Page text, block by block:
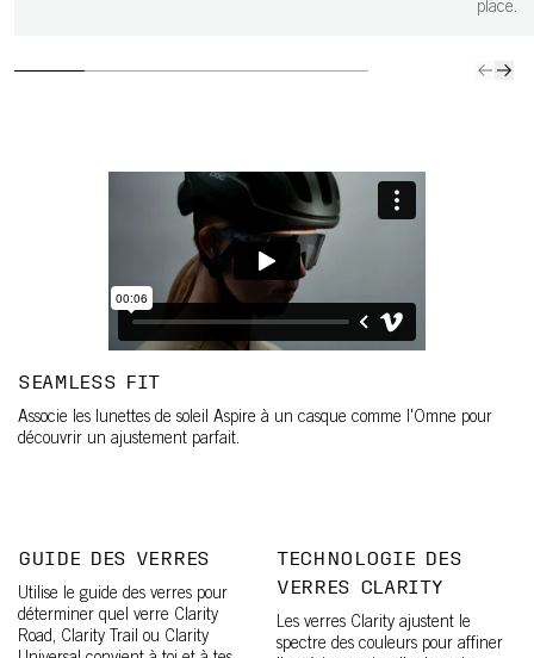
place.
SEAMLESS FIT
Associe les lunettes de soleil Aspire à un casque comme l'Omne pour
découvrir un ajustement parfait.
GUIDE DES VERRES
Utilise le guide des verres pour
déterminer quel verre Clarity
Road, Clarity Trail ou Clarity
TECHNOLOGIE DES
VERRES CLARITY
Les verres Clarity ajustent le
spectre des couleurs pour affiner